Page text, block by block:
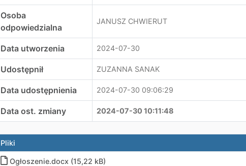
Osoba
odpowiedzialna
JANUSZ CHWIERUT
Data utworzenia 2024-07-30
Udostępnił ZUZANNA SANAK
Data udostępnienia 2024-07-30 09:06:29
Data ost. zmiany 2024-07-30 10:11:48
Pliki
Ogłoszenie.docx (15,22 kB)